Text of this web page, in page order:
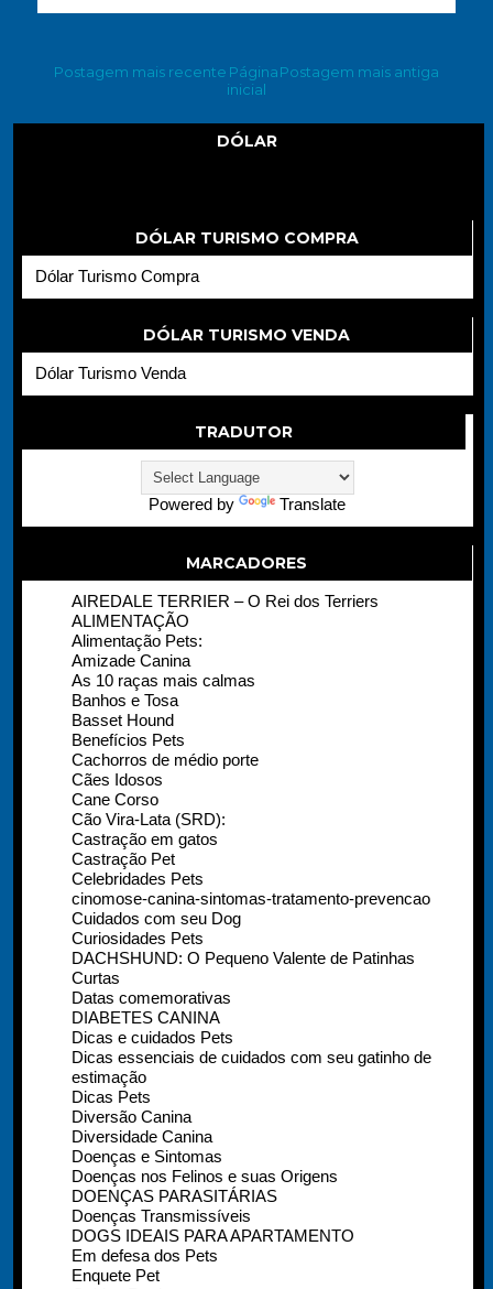
Postagem mais recente Postagem mais antiga
Página
inicial
DÓLAR
DÓLAR TURISMO COMPRA
Dólar Turismo Compra
DÓLAR TURISMO VENDA
Dólar Turismo Venda
TRADUTOR
Powered by Translate
MARCADORES
AIREDALE TERRIER – O Rei dos Terriers
ALIMENTAÇÃO
Alimentação Pets:
Amizade Canina
As 10 raças mais calmas
Banhos e Tosa
Basset Hound
Benefícios Pets
Cachorros de médio porte
Cães Idosos
Cane Corso
Cão Vira-Lata (SRD):
Castração em gatos
Castração Pet
Celebridades Pets
cinomose-canina-sintomas-tratamento-prevencao
Cuidados com seu Dog
Curiosidades Pets
DACHSHUND: O Pequeno Valente de Patinhas
Curtas
Datas comemorativas
DIABETES CANINA
Dicas e cuidados Pets
Dicas essenciais de cuidados com seu gatinho de
estimação
Dicas Pets
Diversão Canina
Diversidade Canina
Doenças e Sintomas
Doenças nos Felinos e suas Origens
DOENÇAS PARASITÁRIAS
Doenças Transmissíveis
DOGS IDEAIS PARA APARTAMENTO
Em defesa dos Pets
Enquete Pet